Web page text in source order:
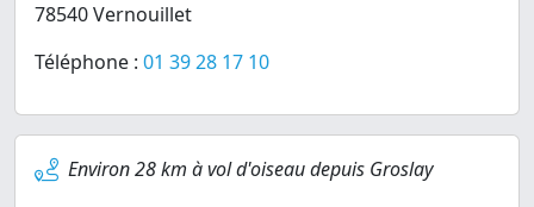
78540 Vernouillet
Téléphone : 01 39 28 17 10
Environ 28 km à vol d'oiseau depuis Groslay